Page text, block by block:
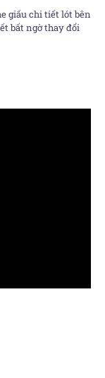
giấu chi tiết lót bên
bất ngờ thay đổi